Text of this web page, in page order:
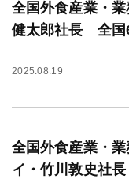
全国外食産業・
健太郎社長 全国
2025.08.19
全国外食産業・
イ・竹川敦史社